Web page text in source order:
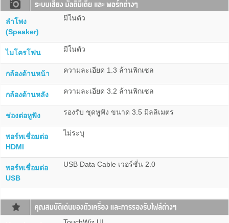
ลำโพง
(Speaker)
มีในตัว
ไมโครโฟน มีในตัว
กล้องด้านหน้า ความละเอียด 1.3 ล้านพิกเซล
กล้องด้านหลัง ความละเอียด 3.2 ล้านพิกเซล
ช่องต่อหูฟัง รองรับ ชุดหูฟัง ขนาด 3.5 มิลลิเมตร
พอร์ทเชื่อมต่อ
HDMI
ไม่ระบุ
พอร์ทเชื่อมต่อ
USB
USB Data Cable เวอร์ชั่น 2.0